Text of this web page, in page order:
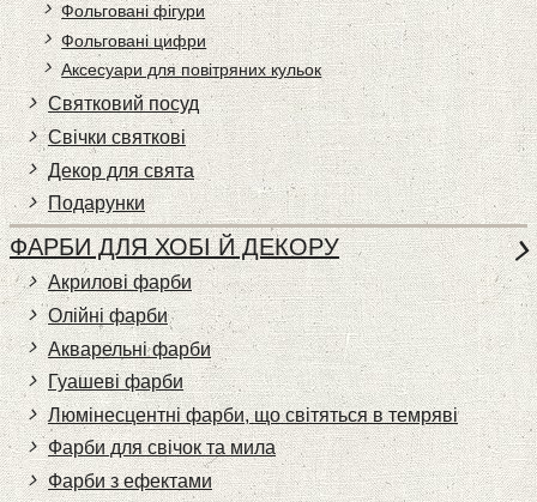
Фольговані фігури
Фольговані цифри
Аксесуари для повітряних кульок
Святковий посуд
Свічки святкові
Декор для свята
Подарунки
ФАРБИ ДЛЯ ХОБІ Й ДЕКОРУ
Акрилові фарби
Олійні фарби
Акварельні фарби
Гуашеві фарби
Люмінесцентні фарби, що світяться в темряві
Фарби для свічок та мила
Фарби з ефектами